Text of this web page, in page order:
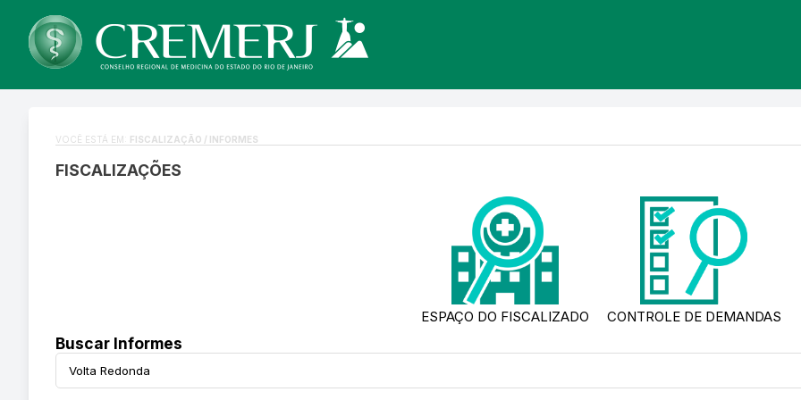
VOCÊ ESTÁ EM: FISCALIZAÇÃO / INFORMES
FISCALIZAÇÕES
ESPAÇO DO FISCALIZADO CONTROLE DE DEMANDAS
Buscar Informes